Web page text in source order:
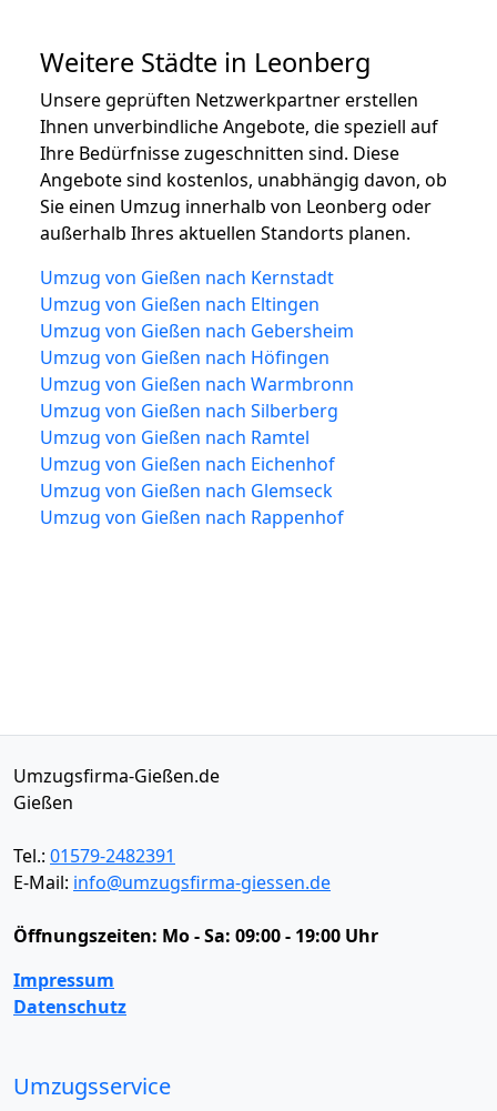
Weitere Städte in Leonberg
Unsere geprüften Netzwerkpartner erstellen
Ihnen unverbindliche Angebote, die speziell auf
Ihre Bedürfnisse zugeschnitten sind. Diese
Angebote sind kostenlos, unabhängig davon, ob
Sie einen Umzug innerhalb von Leonberg oder
außerhalb Ihres aktuellen Standorts planen.
Umzug von Gießen nach Kernstadt
Umzug von Gießen nach Eltingen
Umzug von Gießen nach Gebersheim
Umzug von Gießen nach Höfingen
Umzug von Gießen nach Warmbronn
Umzug von Gießen nach Silberberg
Umzug von Gießen nach Ramtel
Umzug von Gießen nach Eichenhof
Umzug von Gießen nach Glemseck
Umzug von Gießen nach Rappenhof
Umzugsfirma-Gießen.de
Gießen
Tel.: 01579-2482391
E-Mail: info@umzugsfirma-giessen.de
Öffnungszeiten: Mo - Sa: 09:00 - 19:00 Uhr
Impressum
Datenschutz
Umzugsservice